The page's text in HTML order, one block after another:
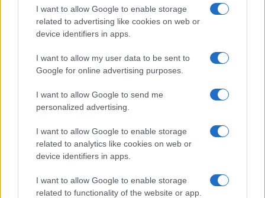
I want to allow Google to enable storage
related to advertising like cookies on web or
device identifiers in apps.
I want to allow my user data to be sent to
Google for online advertising purposes.
I want to allow Google to send me
personalized advertising.
I want to allow Google to enable storage
related to analytics like cookies on web or
device identifiers in apps.
I want to allow Google to enable storage
related to functionality of the website or app.
Vignetta del 04/08/2026
Vai all'archivio delle vignette
Il Como e l’assurda pretesa di
controllare chi ha già pagato